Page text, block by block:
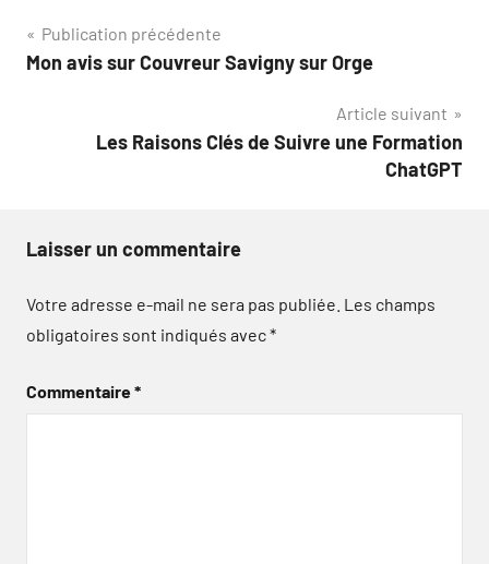
Navigation
de
Publication précédente
Mon avis sur Couvreur Savigny sur Orge
Article suivant
Les Raisons Clés de Suivre une Formation
ChatGPT
Laisser un commentaire
Votre adresse e-mail ne sera pas publiée. Les champs
obligatoires sont indiqués avec*
Commentaire*